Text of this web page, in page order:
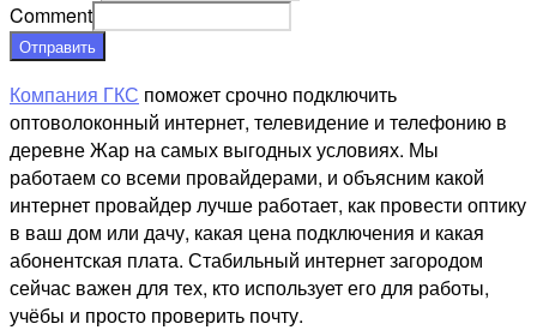
Comment
Отправить
Компания ГКС поможет срочно подключить
оптоволоконный интернет, телевидение и телефонию в
деревне Жар на самых выгодных условиях. Мы
работаем со всеми провайдерами, и объясним какой
интернет провайдер лучше работает, как провести оптику
в ваш дом или дачу, какая цена подключения и какая
абонентская плата. Стабильный интернет загородом
сейчас важен для тех, кто использует его для работы,
учёбы и просто проверить почту.